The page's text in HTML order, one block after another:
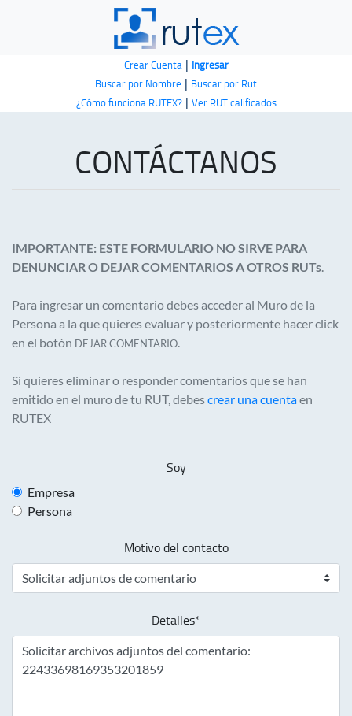
Crear Cuenta| Ingresar
Buscar por Nombre | Buscar por Rut
¿Cómo funciona RUTEX?| Ver RUT calificados
CONTÁCTANOS
IMPORTANTE: ESTE FORMULARIO NO SIRVE PARA
DENUNCIAR O DEJAR COMENTARIOS A OTROS RUTs.
Para ingresar un comentario debes acceder al Muro de la
Persona a la que quieres evaluar y posteriormente hacer click
en el botón DEJAR COMENTARIO.
Si quieres eliminar o responder comentarios que se han
emitido en el muro de tu RUT, debescrear una cuentaen
RUTEX
Soy
Empresa
Persona
Motivo del contacto
Detalles*